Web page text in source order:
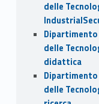
delle
Dipartimento
delle
didattica
Dipartimento
delle